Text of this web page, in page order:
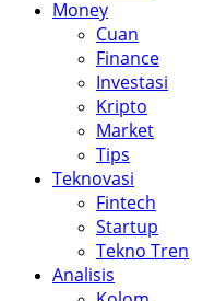
Money
Cuan
Finance
Investasi
Kripto
Market
Tips
Teknovasi
Fintech
Startup
Tekno Tren
Analisis